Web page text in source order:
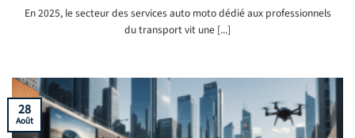
En 2025, le secteur des services auto moto dédié aux professionnels
du transport vit une [...]
28
Août